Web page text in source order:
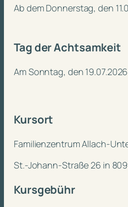
Ab dem Donnerstag, den
Tag der Achtsamkeit
Am Sonntag, den
Kursort
Familienzentrum Allach-
St.-Johann-Straße 26 in
Kursgebühr